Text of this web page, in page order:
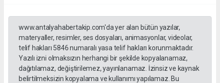
www.antalyahabertakip.com'da yer alan bütün yazılar,
materyaller, resimler, ses dosyaları, animasyonlar, videolar,
telif hakları 5846 numaralı yasa telif hakları korunmaktadır.
Yazılı izni olmaksızın herhangi bir şekilde kopyalanamaz,
dağıtılamaz, değiştirilemez, yayınlanamaz. İzinsiz ve kaynak
belirtilmeksizin kopyalama ve kullanımı yapılamaz. Bu